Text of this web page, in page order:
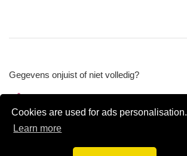
Cookies are used for ads personalisation.
Learn more
Gegevens onjuist of niet volledig?